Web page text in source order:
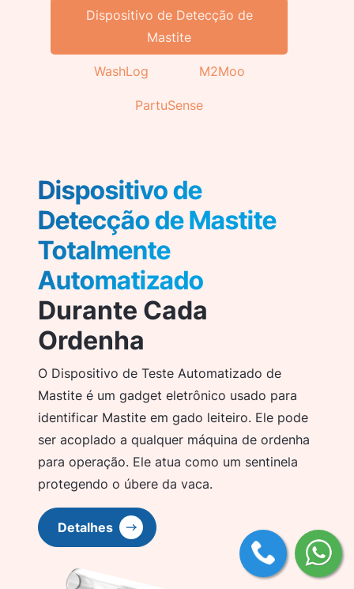
Dispositivo de Detecção de
Mastite
WashLog M2Moo
PartuSense
Dispositivo de
Detecção de Mastite
Totalmente
Automatizado
Durante Cada
Ordenha
O Dispositivo de Teste Automatizado de
Mastite é um gadget eletrônico usado para
identificar Mastite em gado leiteiro. Ele pode
ser acoplado a qualquer máquina de ordenha
para operação. Ele atua como um sentinela
protegendo o úbere da vaca.
Detalhes